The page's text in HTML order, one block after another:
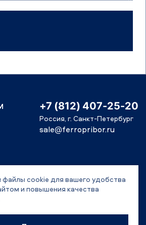
+7 (812) 407-25-20
Россия, г. Санкт-Петербург
sale@ferropribor.ru
cookie для вашего удобства
и повышения качества